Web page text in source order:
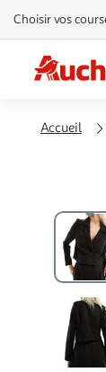
Aller
directement
au
Aller
directement
à
Aller
directement
Choisir vos
Accueil